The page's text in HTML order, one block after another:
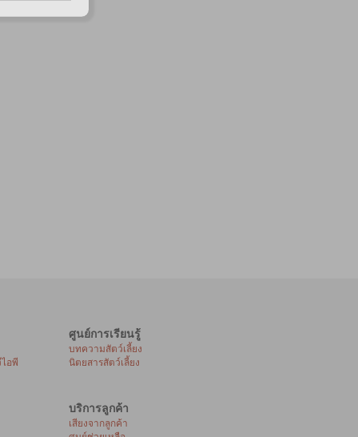
อพี
ศูนย์การเรียนรู้
บทความสัตว์เลี้ยง
นิตยสารสัตว์เลี้ยง
บริการลูกค้า
เสียงจากลูกค้า